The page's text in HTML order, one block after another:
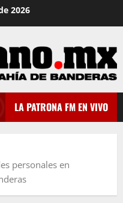
2026
LA PATRONA FM EN VIVO
personales en